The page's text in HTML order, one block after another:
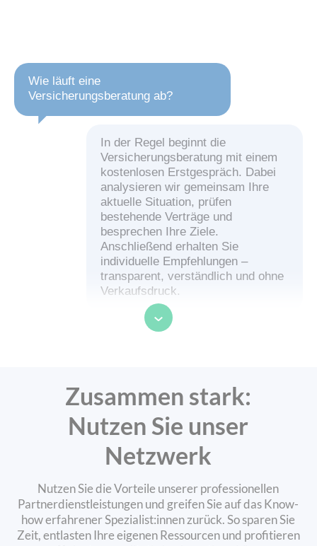
Wie läuft eine
Versicherungsberatung ab?
In der Regel beginnt die
Versicherungsberatung mit einem
kostenlosen Erstgespräch. Dabei
analysieren wir gemeinsam Ihre
aktuelle Situation, prüfen
bestehende Verträge und
besprechen Ihre Ziele.
Anschließend erhalten Sie
individuelle Empfehlungen –
transparent, verständlich und ohne
Verkaufsdruck.
UNIQA ist einer der größten
Versicherungskonzerne in
Österreich mit Sitz in Wien und
über 3,6 Millionen Kund:innen im
Land. Die UNIQA Group ist in 17
bietet umfassende Lösungen in den
Bereichen Versicherung, Vorsorge
und Veranlagung. – sowohl für
Privatpersonen als auch für
Zusammen stark:
Nutzen Sie unser
Netzwerk
Nutzen Sie die Vorteile unserer professionellen
Partnerdienstleistungen und greifen Sie auf das Know-
how erfahrener Spezialist:innen zurück. So sparen Sie
Zeit, entlasten Ihre eigenen Ressourcen und profitieren